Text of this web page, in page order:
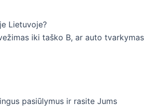
Lietuvoje?
iki taško B, ar auto tvarkymas
pasiūlymus ir rasite Jums